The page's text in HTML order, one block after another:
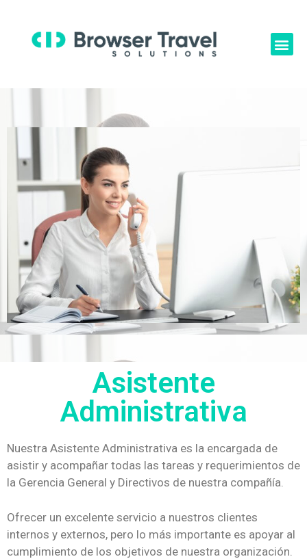
Asistente
Administrativa
Nuestra Asistente Administrativa es la encargada de
asistir y acompañar todas las tareas y requerimientos de
la Gerencia General y Directivos de nuestra compañía.
Ofrecer un excelente servicio a nuestros clientes
internos y externos, pero lo más importante es apoyar al
cumplimiento de los objetivos de nuestra organización.